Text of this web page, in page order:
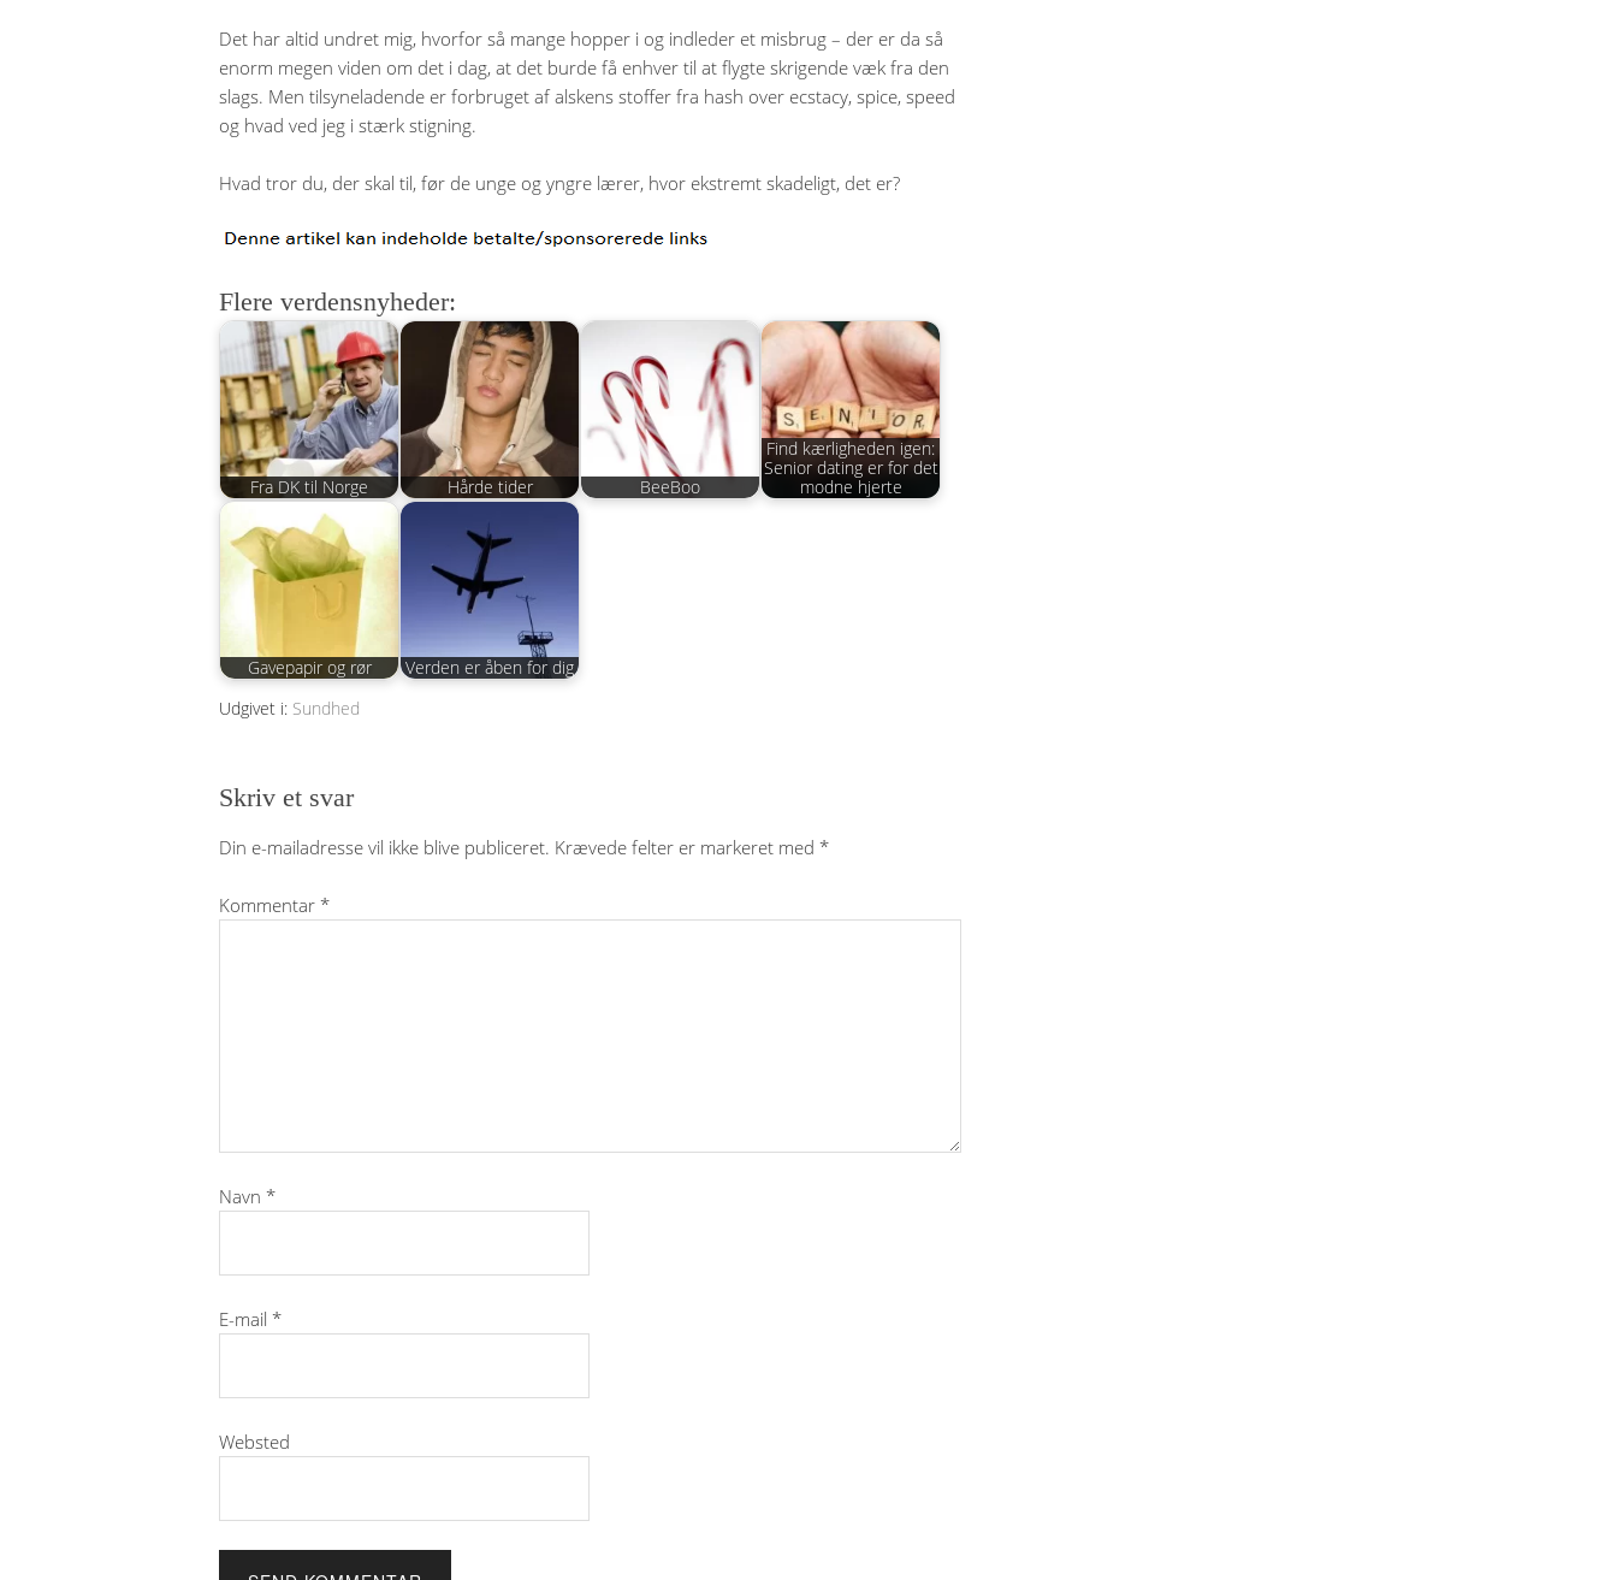
Det har altid undret mig, hvorfor så mange hopper i og indleder et misbrug – der er da så
enorm megen viden om det i dag, at det burde få enhver til at flygte skrigende væk fra den
slags. Men tilsyneladende er forbruget af alskens stoffer fra hash over ecstacy, spice, speed
og hvad ved jeg i stærk stigning.
Hvad tror du, der skal til, før de unge og yngre lærer, hvor ekstremt skadeligt, det er?
Flere verdensnyheder:
Fra DK til Norge Hårde tider BeeBoo
Find kærligheden igen:
Senior dating er for det
modne hjerte
Gavepapir og rør Verden er åben for dig
Udgivet i: Sundhed
Skriv et svar
Din e-mailadresse vil ikke blive publiceret. Krævede felter er markeret med *
Kommentar *
Navn *
E-mail *
Websted